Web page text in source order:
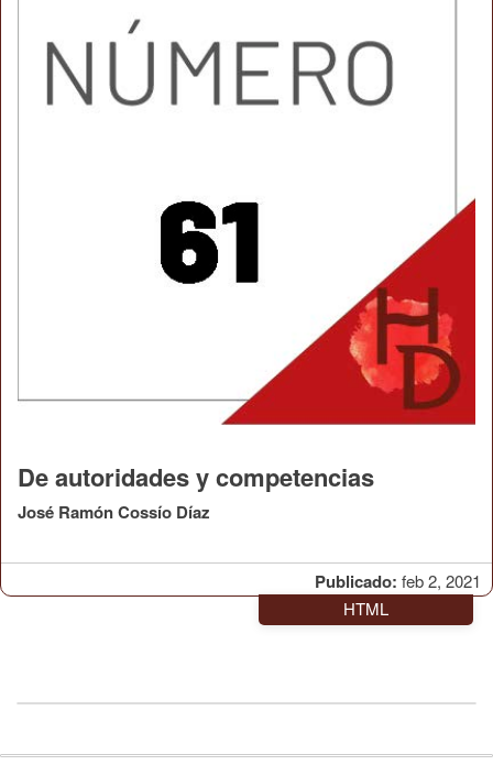
Publicado: feb 2, 2021
De autoridades y competencias
José Ramón Cossío Díaz
HTML